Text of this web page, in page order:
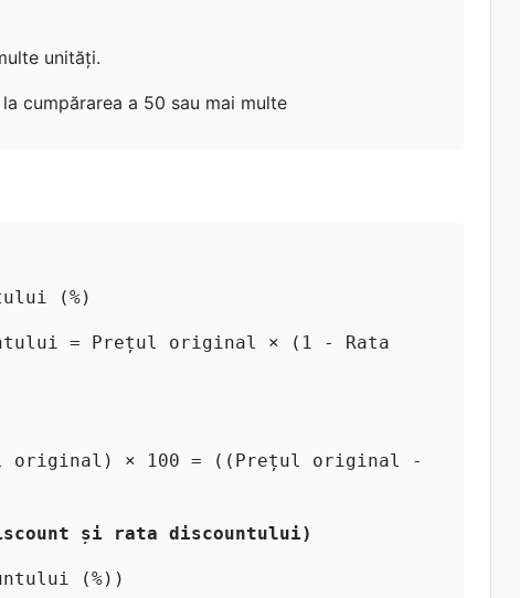
unități.
cumpărarea a 50 sau mai multe
(%)
= Prețul original × (1 - Rata
original) × 100 = ((Prețul original -
și rata discountului)
(%))